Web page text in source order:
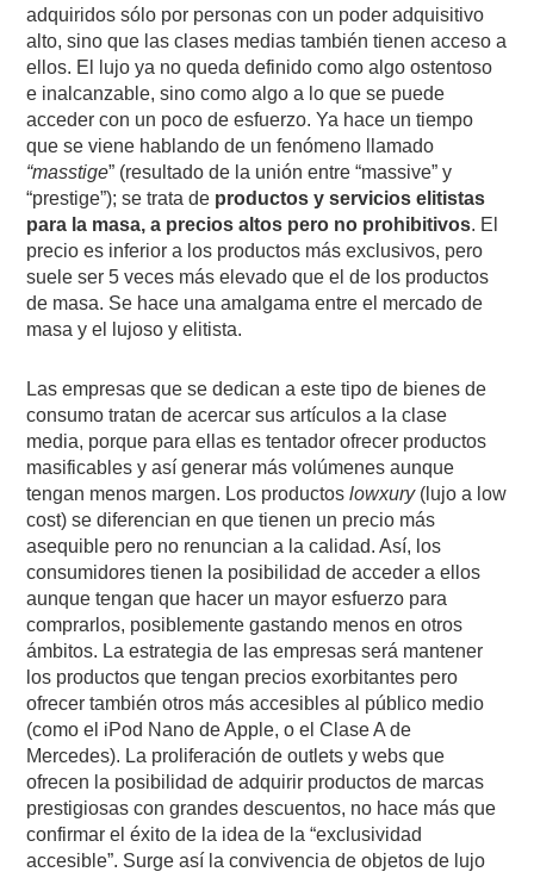
adquiridos sólo por personas con un poder adquisitivo
alto, sino que las clases medias también tienen acceso a
ellos. El lujo ya no queda definido como algo ostentoso
e inalcanzable, sino como algo a lo que se puede
acceder con un poco de esfuerzo. Ya hace un tiempo
que se viene hablando de un fenómeno llamado
“masstige” (resultado de la unión entre “massive” y
“prestige”); se trata de productos y servicios elitistas
para la masa, a precios altos pero no prohibitivos. El
precio es inferior a los productos más exclusivos, pero
suele ser 5 veces más elevado que el de los productos
de masa. Se hace una amalgama entre el mercado de
masa y el lujoso y elitista.
Las empresas que se dedican a este tipo de bienes de
consumo tratan de acercar sus artículos a la clase
media, porque para ellas es tentador ofrecer productos
masificables y así generar más volúmenes aunque
tengan menos margen. Los productoslowxury(lujo a low
cost) se diferencian en que tienen un precio más
asequible pero no renuncian a la calidad. Así, los
consumidores tienen la posibilidad de acceder a ellos
aunque tengan que hacer un mayor esfuerzo para
comprarlos, posiblemente gastando menos en otros
ámbitos. La estrategia de las empresas será mantener
los productos que tengan precios exorbitantes pero
ofrecer también otros más accesibles al público medio
(como el iPod Nano de Apple, o el Clase A de
Mercedes). La proliferación de outlets y webs que
ofrecen la posibilidad de adquirir productos de marcas
prestigiosas con grandes descuentos, no hace más que
confirmar el éxito de la idea de la “exclusividad
accesible”. Surge así la convivencia de objetos de lujo